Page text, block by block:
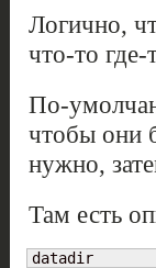
Логично,
что-то где-
По-
чтобы они
нужно,
Там есть